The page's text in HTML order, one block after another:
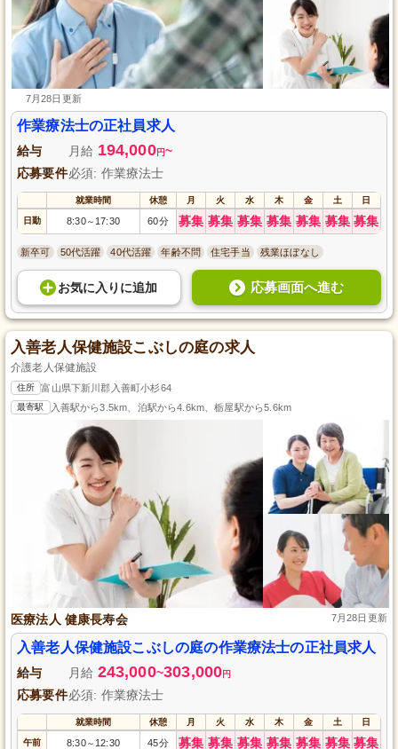
7月28日更新
作業療法士の正社員求人
給与 月給 194,000円~
応募要件必須: 作業療法士
就業時間 休憩 月 火 水 木 金 土 日
日勤 8:30～ 17:30 60分 募集 募集 募集 募集 募集 募集 募集
新卒可 50代活躍 40代活躍 年齢不問 住宅手当 残業ほぼなし
お気に入り に追加 応募画面へ進む
入善老人保健施設こぶしの庭の求人
介護老人保健施設
住所 富山県下新川郡入善町小杉64
最寄駅 入善駅から3.5km、泊駅から4.6km、栃屋駅から5.6km
医療法人 健康長寿会 7月28日更新
入善老人保健施設こぶしの庭の作業療法士の正社員求人
給与 月給 243,000~303,000円
応募要件必須: 作業療法士
就業時間 休憩 月 火 水 木 金 土 日
午前 8:30～ 12:30 45分 募集 募集 募集 募集 募集 募集 募集